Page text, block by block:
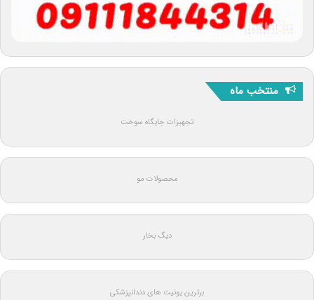
منتخب ماه
تجهیزات جایگاه سوخت
محصولات مو
دیگ بخار
برترین یونیت های دندانپزشکی